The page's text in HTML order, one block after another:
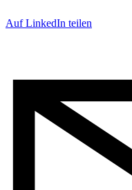
Auf LinkedIn teilen